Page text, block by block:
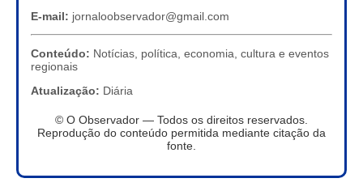
E-mail: jornaloobservador@gmail.com
Conteúdo: Notícias, política, economia, cultura e eventos
regionais
Atualização: Diária
© O Observador — Todos os direitos reservados.
Reprodução do conteúdo permitida mediante citação da
fonte.